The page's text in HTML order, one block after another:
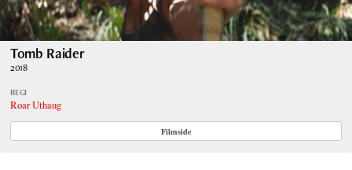
Tomb Raider
2018
REGI
Roar Uthaug
Filmside